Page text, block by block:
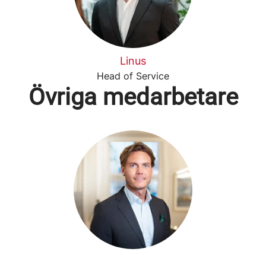
Linus
Head of Service
Övriga medarbetare